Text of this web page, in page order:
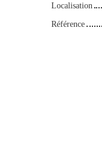
Localisation
Référence